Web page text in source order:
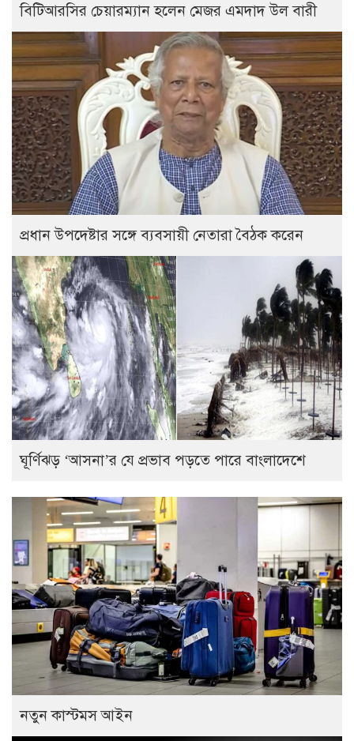
বিটিআরসির চেয়ারম্যান হলেন মেজর এমদাদ উল বারী
প্রধান উপদেষ্টার সঙ্গে ব্যবসায়ী নেতারা বৈঠক করেন
ঘূর্ণিঝড় ‘আসনা’র যে প্রভাব পড়তে পারে বাংলাদেশে
নতুন কাস্টমস আইন